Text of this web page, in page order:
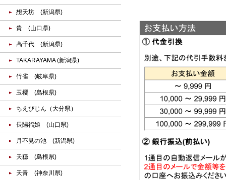
想天坊 (新潟県)
貴 (山口県)
高千代 (新潟県)
TAKARAYAMA (新潟県)
竹雀 (岐阜県)
玉櫻 (島根県)
ちえびじん（大分県）
長陽福娘 (山口県)
月不見の池 (新潟県)
天穏 (島根県)
天青 (神奈川県)